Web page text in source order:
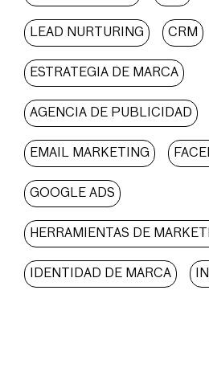
LEAD NURTURING CRM
ESTRATEGIA DE MARCA
AGENCIA DE PUBLICIDAD
EMAIL MARKETING
GOOGLE ADS
HERRAMIENTAS DE
IDENTIDAD DE MARCA